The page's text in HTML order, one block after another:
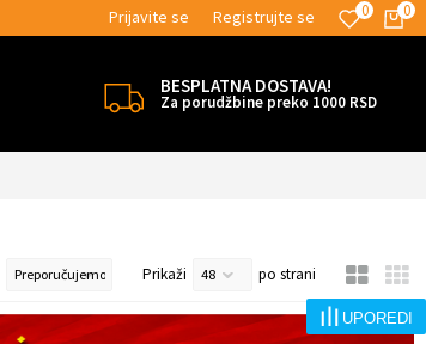
MOGUĆNOST BESPLATNE ISPORUKE! 0
0
Prijavite se Registrujte se
BESPLATNA DOSTAVA!
Za porudžbine preko 1000 RSD
UPOREDI
Prikaži po strani